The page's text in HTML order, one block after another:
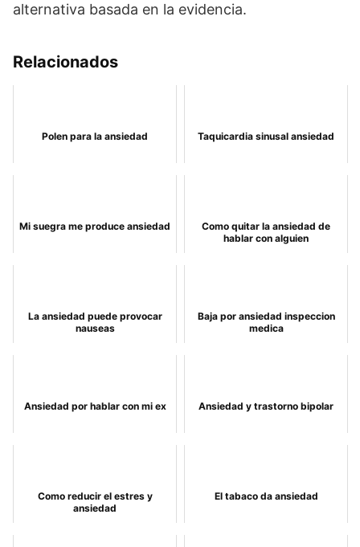
alternativa basada en la evidencia.
Relacionados
Polen para la ansiedad Taquicardia sinusal ansiedad
Mi suegra me produce ansiedad
Como quitar la ansiedad de
hablar con alguien
La ansiedad puede provocar
nauseas
Baja por ansiedad inspeccion
medica
Ansiedad por hablar con mi ex Ansiedad y trastorno bipolar
Como reducir el estres y
ansiedad
El tabaco da ansiedad